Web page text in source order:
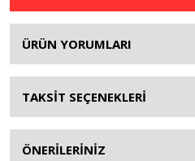
ÜRÜN YORUMLARI
TAKSİT SEÇENEKLERİ
ÖNERİLERİNİZ